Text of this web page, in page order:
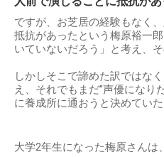
ですが、お芝居の経験もなく
抵抗があったという梅原裕一
いていないだろう」と考え、
しかしそこで諦めた訳ではな
え、それでもまだ”声優になり
に養成所に通おうと決めていた
大学2年生になった梅原さんは